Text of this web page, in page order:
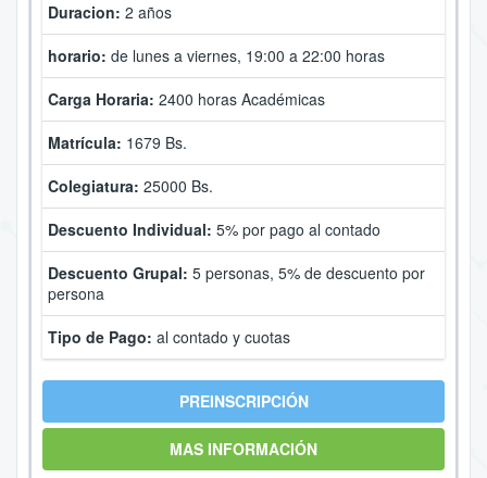
Duracion: 2 años
horario: de lunes a viernes, 19:00 a 22:00 horas
Carga Horaria: 2400 horas Académicas
Matrícula: 1679 Bs.
Colegiatura: 25000 Bs.
Descuento Individual: 5% por pago al contado
Descuento Grupal: 5 personas, 5% de descuento por
persona
Tipo de Pago: al contado y cuotas
PREINSCRIPCIÓN
MAS INFORMACIÓN